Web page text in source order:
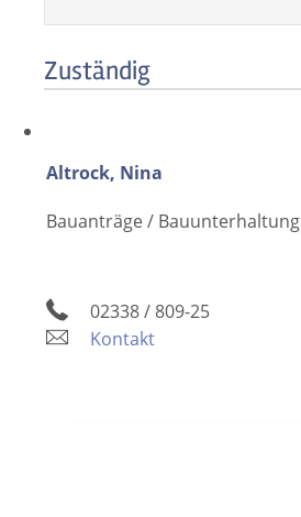
Zuständig
Altrock, Nina
Bauanträge / Bauunterhaltung
02338 / 809-25
Kontakt